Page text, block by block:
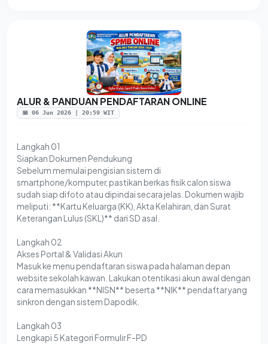
ALUR & PANDUAN PENDAFTARAN ONLINE
📅 06 Jun 2026 | 20:59 WIT
Langkah 01
Siapkan Dokumen Pendukung
Sebelum memulai pengisian sistem di
smartphone/komputer, pastikan berkas fisik calon siswa
sudah siap difoto atau dipindai secara jelas. Dokumen wajib
meliputi: **Kartu Keluarga (KK), Akta Kelahiran, dan Surat
Keterangan Lulus (SKL)** dari SD asal.
Langkah 02
Akses Portal & Validasi Akun
Masuk ke menu pendaftaran siswa pada halaman depan
website sekolah kawan. Lakukan otentikasi akun awal dengan
cara memasukkan **NISN** beserta **NIK** pendaftar yang
sinkron dengan sistem Dapodik.
Langkah 03
Lengkapi 5 Kategori Formulir F-PD